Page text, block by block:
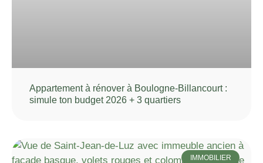
Appartement à rénover à Boulogne-Billancourt :
simule ton budget 2026 + 3 quartiers
IMMOBILIER